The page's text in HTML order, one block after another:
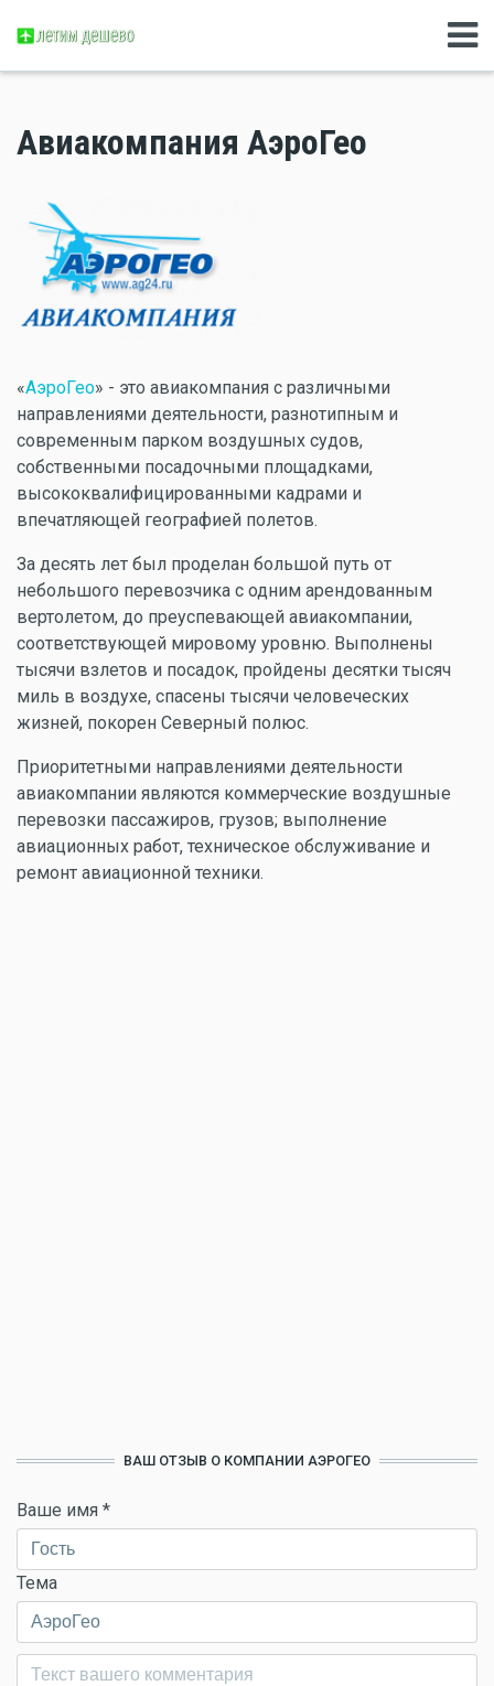
Авиакомпания АэроГео
«АэроГео» - это авиакомпания с различными
направлениями деятельности, разнотипным и
современным парком воздушных судов,
собственными посадочными площадками,
высококвалифицированными кадрами и
впечатляющей географией полетов.
За десять лет был проделан большой путь от
небольшого перевозчика с одним арендованным
вертолетом, до преуспевающей авиакомпании,
соответствующей мировому уровню. Выполнены
тысячи взлетов и посадок, пройдены десятки тысяч
миль в воздухе, спасены тысячи человеческих
жизней, покорен Северный полюс.
Приоритетными направлениями деятельности
авиакомпании являются коммерческие воздушные
перевозки пассажиров, грузов; выполнение
авиационных работ, техническое обслуживание и
ремонт авиационной техники.
ВАШ ОТЗЫВ О КОМПАНИИ АЭРОГЕО
Ваше имя *
Тема
Комментарий*